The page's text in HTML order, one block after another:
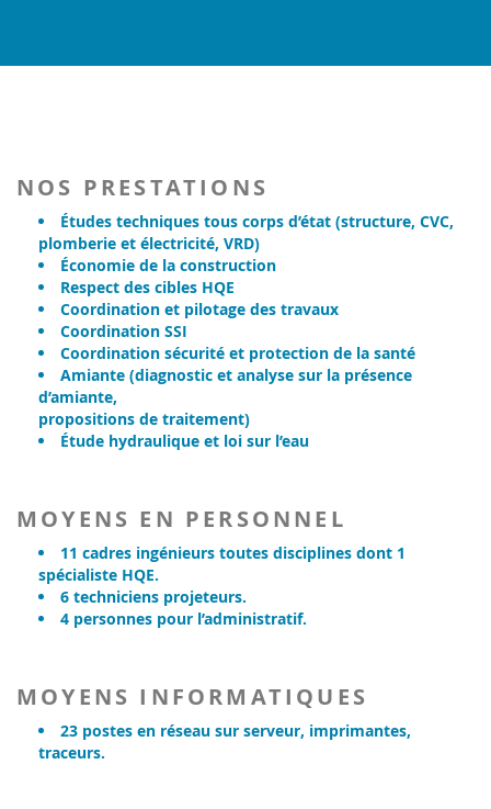
NOS PRESTATIONS
Études techniques tous corps d’état (structure, CVC,
plomberie et électricité, VRD)
Économie de la construction
Respect des cibles HQE
Coordination et pilotage des travaux
Coordination SSI
Coordination sécurité et protection de la santé
Amiante (diagnostic et analyse sur la présence
d’amiante,
propositions de traitement)
Étude hydraulique et loi sur l’eau
MOYENS EN PERSONNEL
11 cadres ingénieurs toutes disciplines dont 1
spécialiste HQE.
6 techniciens projeteurs.
4 personnes pour l’administratif.
MOYENS INFORMATIQUES
23 postes en réseau sur serveur, imprimantes,
traceurs.